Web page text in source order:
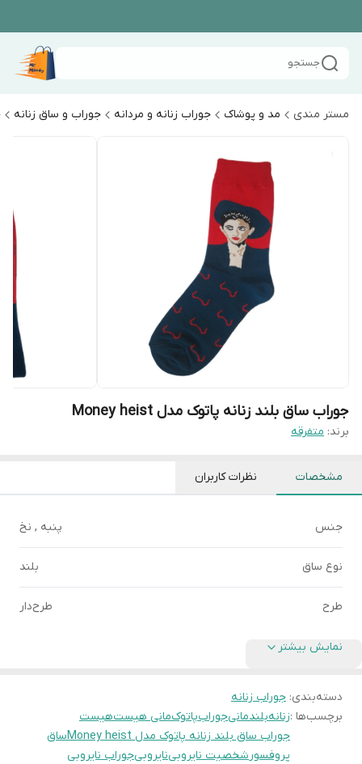
جستجو
مستر مندی مد و پوشاک جوراب زنانه و مردانه جوراب و ساق زنانه
جوراب ساق بلند زنانه پاتوک مدل Money heist
برند: متفرقه
مشخصات نظرات کاربران
جنس پنبه , نخ
نوع ساق بلند
طرح طرح‌دار
نمایش بیشتر
دسته‌بندی: جوراب زنانه
برچسب‌ها :زنانهبلندمانیجورابپاتوکمانی هیستهیست
جوراب ساق بلند زنانه پاتوک مدل Money heist
ساق
پروفسورشخصیت نایروبینایروبیجوراب نایروبی